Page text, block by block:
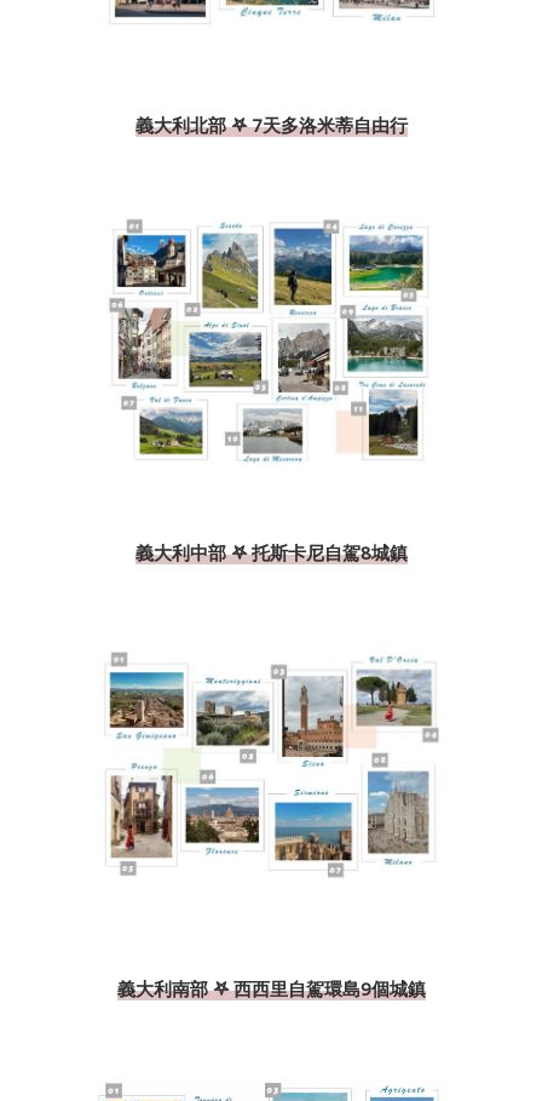
義大利北部 𖤐 7天多洛米蒂自由行
義大利中部 𖤐 托斯卡尼自駕8城鎮
義大利南部 𖤐 西西里自駕環島9個城鎮